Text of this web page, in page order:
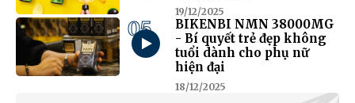
19/12/2025
05
BIKENBI NMN 38000MG
- Bí quyết trẻ đẹp không
tuổi dành cho phụ nữ
hiện đại
18/12/2025